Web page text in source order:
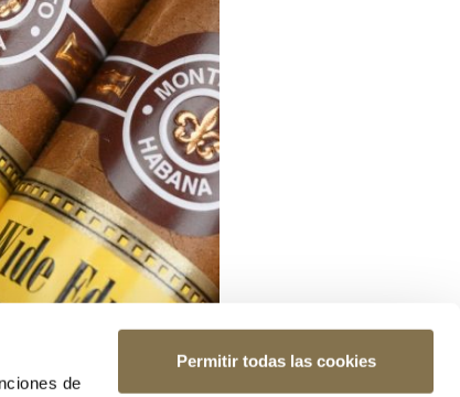
de
Permitir todas las cookies